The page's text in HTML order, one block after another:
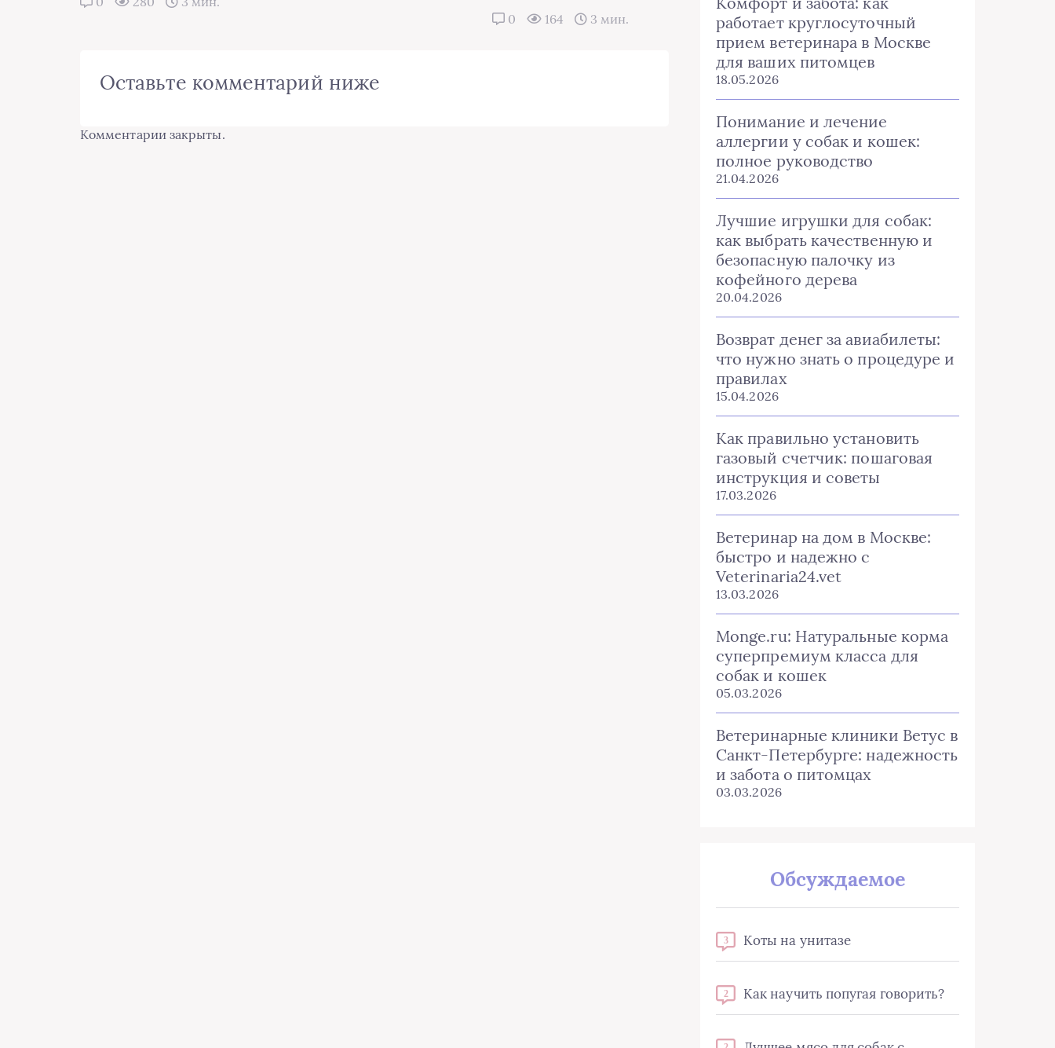
0 164 3 мин.
Оставьте комментарий ниже
Комментарии закрыты.
работает круглосуточный
прием ветеринара в Москве
для ваших питомцев
18.05.2026
Понимание и лечение
аллергии у собак и кошек:
полное руководство
21.04.2026
Лучшие игрушки для собак:
как выбрать качественную и
безопасную палочку из
кофейного дерева
20.04.2026
Возврат денег за авиабилеты:
что нужно знать о процедуре и
правилах
15.04.2026
Как правильно установить
газовый счетчик: пошаговая
инструкция и советы
17.03.2026
Ветеринар на дом в Москве:
быстро и надежно с
Veterinaria24.vet
13.03.2026
Monge.ru: Натуральные корма
суперпремиум класса для
собак и кошек
05.03.2026
Ветеринарные клиники Ветус в
Санкт-Петербурге: надежность
и забота о питомцах
03.03.2026
Обсуждаемое
3 Коты на унитазе
2 Как научить попугая говорить?